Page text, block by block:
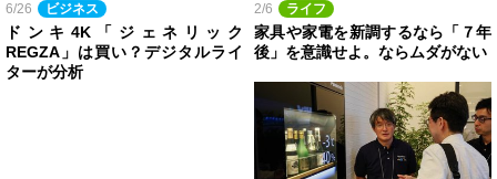
6/26 ビジネス
ドンキ4K「ジェネリック
REGZA」は買い？デジタルライ
ターが分析
2/6 ライフ
家具や家電を新調するなら「７年
後」を意識せよ。ならムダがない